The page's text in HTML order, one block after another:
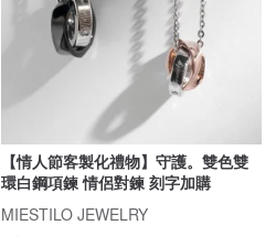
【情人節客製化禮物】守護。雙色雙
環白鋼項鍊 情侶對鍊 刻字加購
MIESTILO JEWELRY